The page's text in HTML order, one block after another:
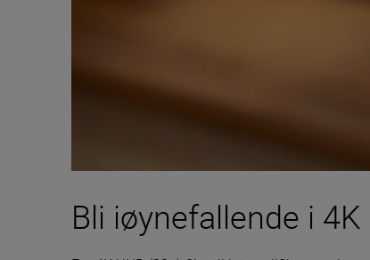
Bli iøynefallende i 4K